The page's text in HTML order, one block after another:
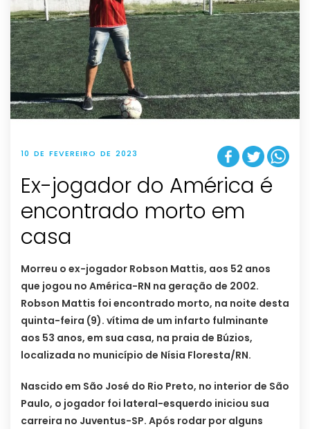
10 DE FEVEREIRO DE 2023
Ex-jogador do América é
encontrado morto em
casa
Morreu o ex-jogador Robson Mattis, aos 52 anos
que jogou no América-RN na geração de 2002.
Robson Mattis foi encontrado morto, na noite desta
quinta-feira (9). vítima de um infarto fulminante
aos 53 anos, em sua casa, na praia de Búzios,
localizada no município de Nísia Floresta/RN.
Nascido em São José do Rio Preto, no interior de São
Paulo, o jogador foi lateral-esquerdo iniciou sua
carreira no Juventus-SP. Após rodar por alguns